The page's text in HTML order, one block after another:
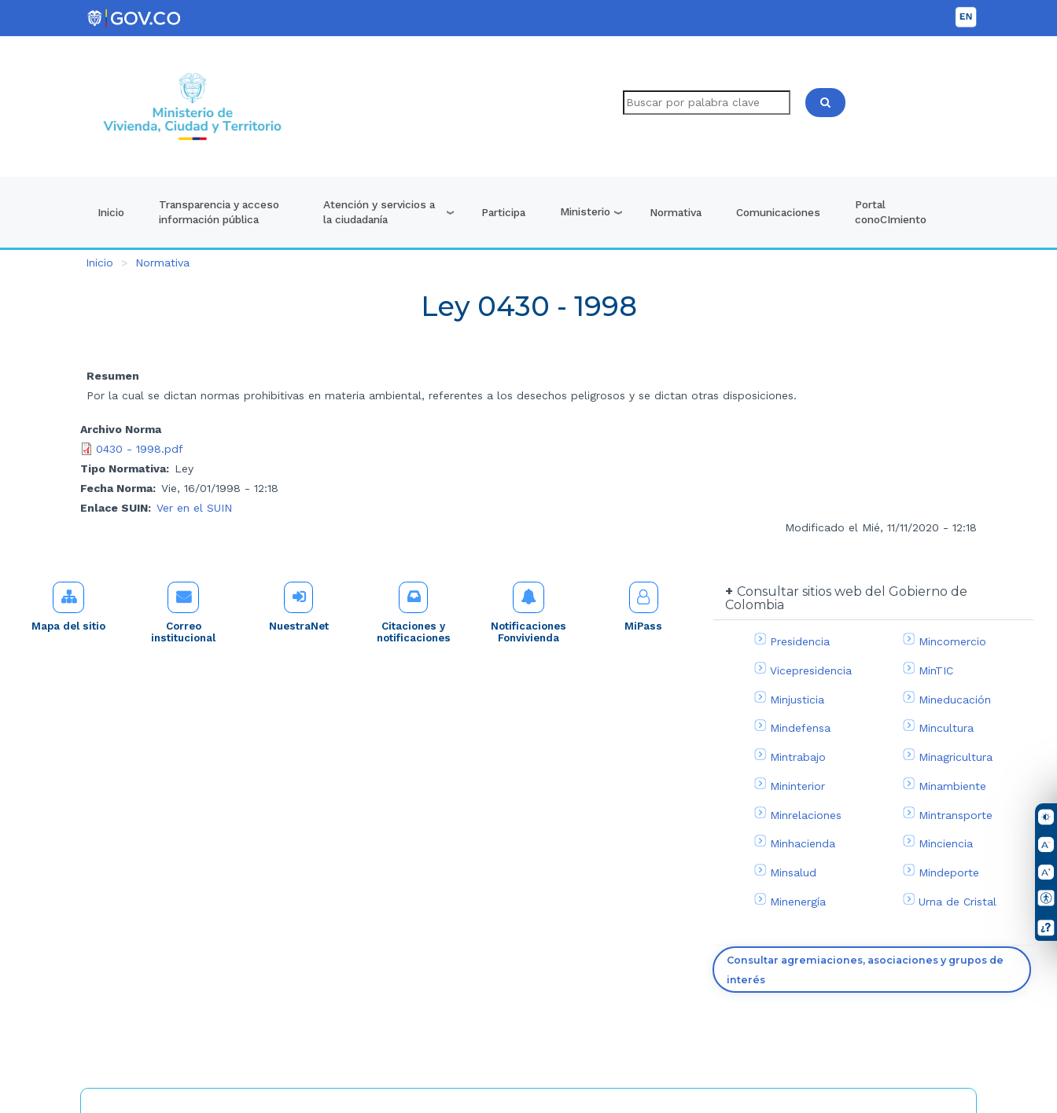
Inicio
Transparencia y acceso
información pública
Atención y servicios a
la ciudadanía
Participa Ministerio Normativa Comunicaciones
Portal
conoCImiento
Inicio Normativa
Ley 0430 - 1998
Resumen
Por la cual se dictan normas prohibitivas en materia ambiental, referentes a los desechos peligrosos y se dictan otras disposiciones.
Archivo Norma
0430 - 1998.pdf
Tipo Normativa
Ley
Fecha Norma
Vie, 16/01/1998 - 12:18
Enlace SUIN
Ver en el SUIN
Modificado el Mié, 11/11/2020 - 12:18
Mapa del sitio
Correo
institucional
NuestraNet
Citaciones y
notificaciones
Notificaciones
Fonvivienda
MiPass
Consultar sitios web del Gobierno de
Colombia
Presidencia
Vicepresidencia
Minjusticia
Mindefensa
Mintrabajo
Mininterior
Minrelaciones
Minhacienda
Minsalud
Minenergía
Mincomercio
MinTIC
Mineducación
Mincultura
Minagricultura
Minambiente
Mintransporte
Minciencia
Mindeporte
Urna de Cristal
Consultar agremiaciones, asociaciones y grupos de
interés